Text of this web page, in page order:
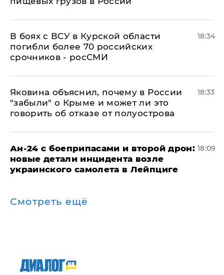
В боях с ВСУ в Курской области
погибли более 70 российских
срочников - росСМИ
18:34
Яковина объяснил, почему в России
"забыли" о Крыме и может ли это
говорить об отказе от полуострова
18:33
Ан-24 с боеприпасами и второй дрон:
новые детали инцидента возле
украинского самолета в Лейпциге
18:09
Смотреть ещё